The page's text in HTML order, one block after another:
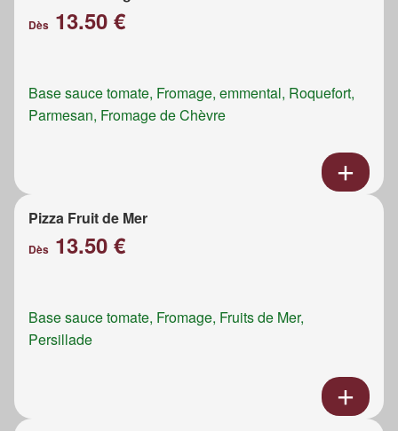
Dès 13.50 €
Base sauce tomate, Fromage, emmental, Roquefort,
Parmesan, Fromage de Chèvre
Pizza Fruit de Mer
Dès 13.50 €
Base sauce tomate, Fromage, Fruits de Mer,
Persillade